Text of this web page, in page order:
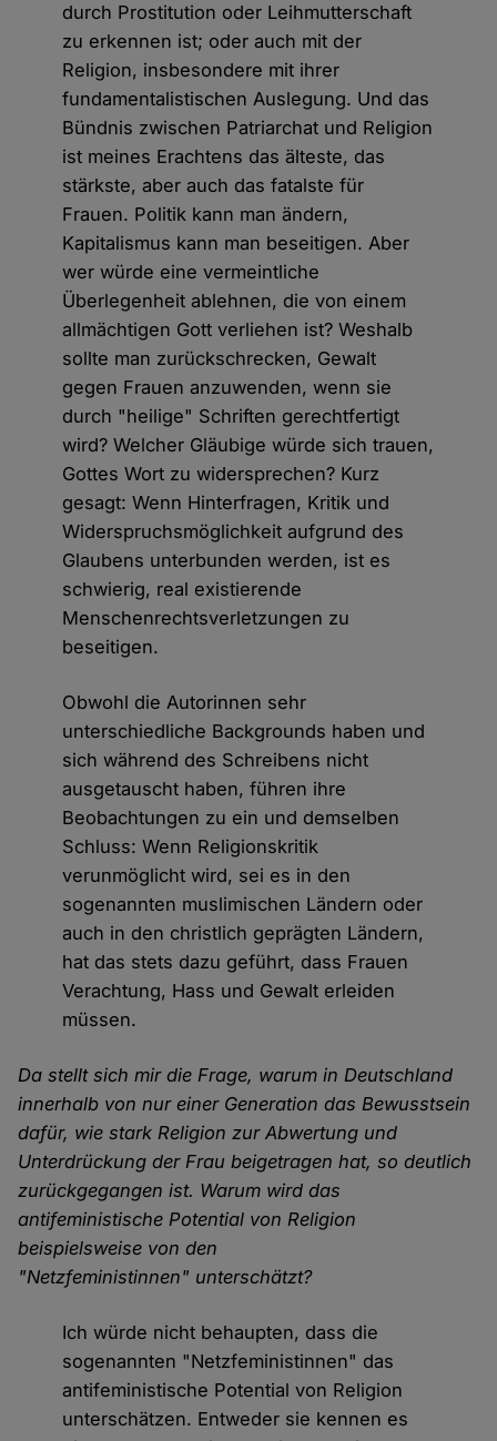
durch Prostitution oder Leihmutterschaft
zu erkennen ist; oder auch mit der
Religion, insbesondere mit ihrer
fundamentalistischen Auslegung. Und das
Bündnis zwischen Patriarchat und Religion
ist meines Erachtens das älteste, das
stärkste, aber auch das fatalste für
Frauen. Politik kann man ändern,
Kapitalismus kann man beseitigen. Aber
wer würde eine vermeintliche
Überlegenheit ablehnen, die von einem
allmächtigen Gott verliehen ist? Weshalb
sollte man zurückschrecken, Gewalt
gegen Frauen anzuwenden, wenn sie
durch "heilige" Schriften gerechtfertigt
wird? Welcher Gläubige würde sich trauen,
Gottes Wort zu widersprechen? Kurz
gesagt: Wenn Hinterfragen, Kritik und
Widerspruchsmöglichkeit aufgrund des
Glaubens unterbunden werden, ist es
schwierig, real existierende
Menschenrechtsverletzungen zu
beseitigen.
Obwohl die Autorinnen sehr
unterschiedliche Backgrounds haben und
sich während des Schreibens nicht
ausgetauscht haben, führen ihre
Beobachtungen zu ein und demselben
Schluss: Wenn Religionskritik
verunmöglicht wird, sei es in den
sogenannten muslimischen Ländern oder
auch in den christlich geprägten Ländern,
hat das stets dazu geführt, dass Frauen
Verachtung, Hass und Gewalt erleiden
müssen.
Da stellt sich mir die Frage, warum in Deutschland
innerhalb von nur einer Generation das Bewusstsein
dafür, wie stark Religion zur Abwertung und
Unterdrückung der Frau beigetragen hat, so deutlich
zurückgegangen ist. Warum wird das
antifeministische Potential von Religion
beispielsweise von den
"Netzfeministinnen" unterschätzt?
Ich würde nicht behaupten, dass die
sogenannten "Netzfeministinnen" das
antifeministische Potential von Religion
unterschätzen. Entweder sie kennen es